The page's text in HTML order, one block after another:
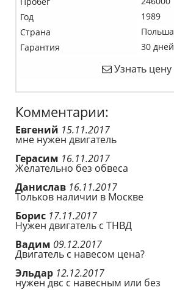
Год
1989
Страна
Польша
Гарантия
30 дней
Узнать цену
Комментарии:
Евгений 15.11.2017
мне нужен двигатель
Герасим 16.11.2017
Желательно без обвеса
Данислав 16.11.2017
Тольков наличии в Москве
Борис 17.11.2017
Нужен двигатель с ТНВД
Вадим 09.12.2017
Двигатель с навесом цена?
Эльдар 12.12.2017
нужен двс с навесным или без